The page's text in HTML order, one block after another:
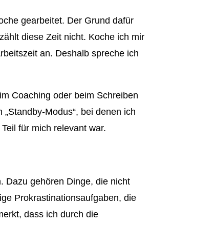
gearbeitet. Der Grund dafür
diese Zeit nicht. Koche ich mir
an. Deshalb spreche ich
Coaching oder beim Schreiben
Modus“, bei denen ich
für mich relevant war.
Dazu gehören Dinge, die nicht
Prokrastinationsaufgaben, die
dass ich durch die